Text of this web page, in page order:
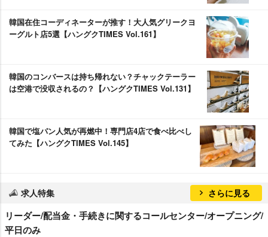
韓国在住コーディネーターが推す！大人気グリークヨ
ーグルト店5選【ハングクTIMES Vol.161】
韓国のコンバースは持ち帰れない？チャックテーラー
は空港で没収されるの？【ハングクTIMES Vol.131】
韓国で塩パン人気が再燃中！専門店4店で食べ比べし
てみた【ハングクTIMES Vol.145】
求人特集 さらに見る
リーダー/配当金・手続きに関するコールセンター/オープニング/
平日のみ